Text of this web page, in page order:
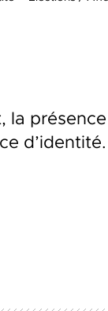
d’identité.